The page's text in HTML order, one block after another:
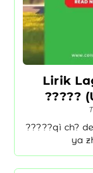
Lirik
?????
?????qì ch?
ya